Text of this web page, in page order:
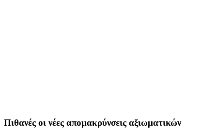
Πιθανές οι νέες απομακρύνσεις αξιωματικών